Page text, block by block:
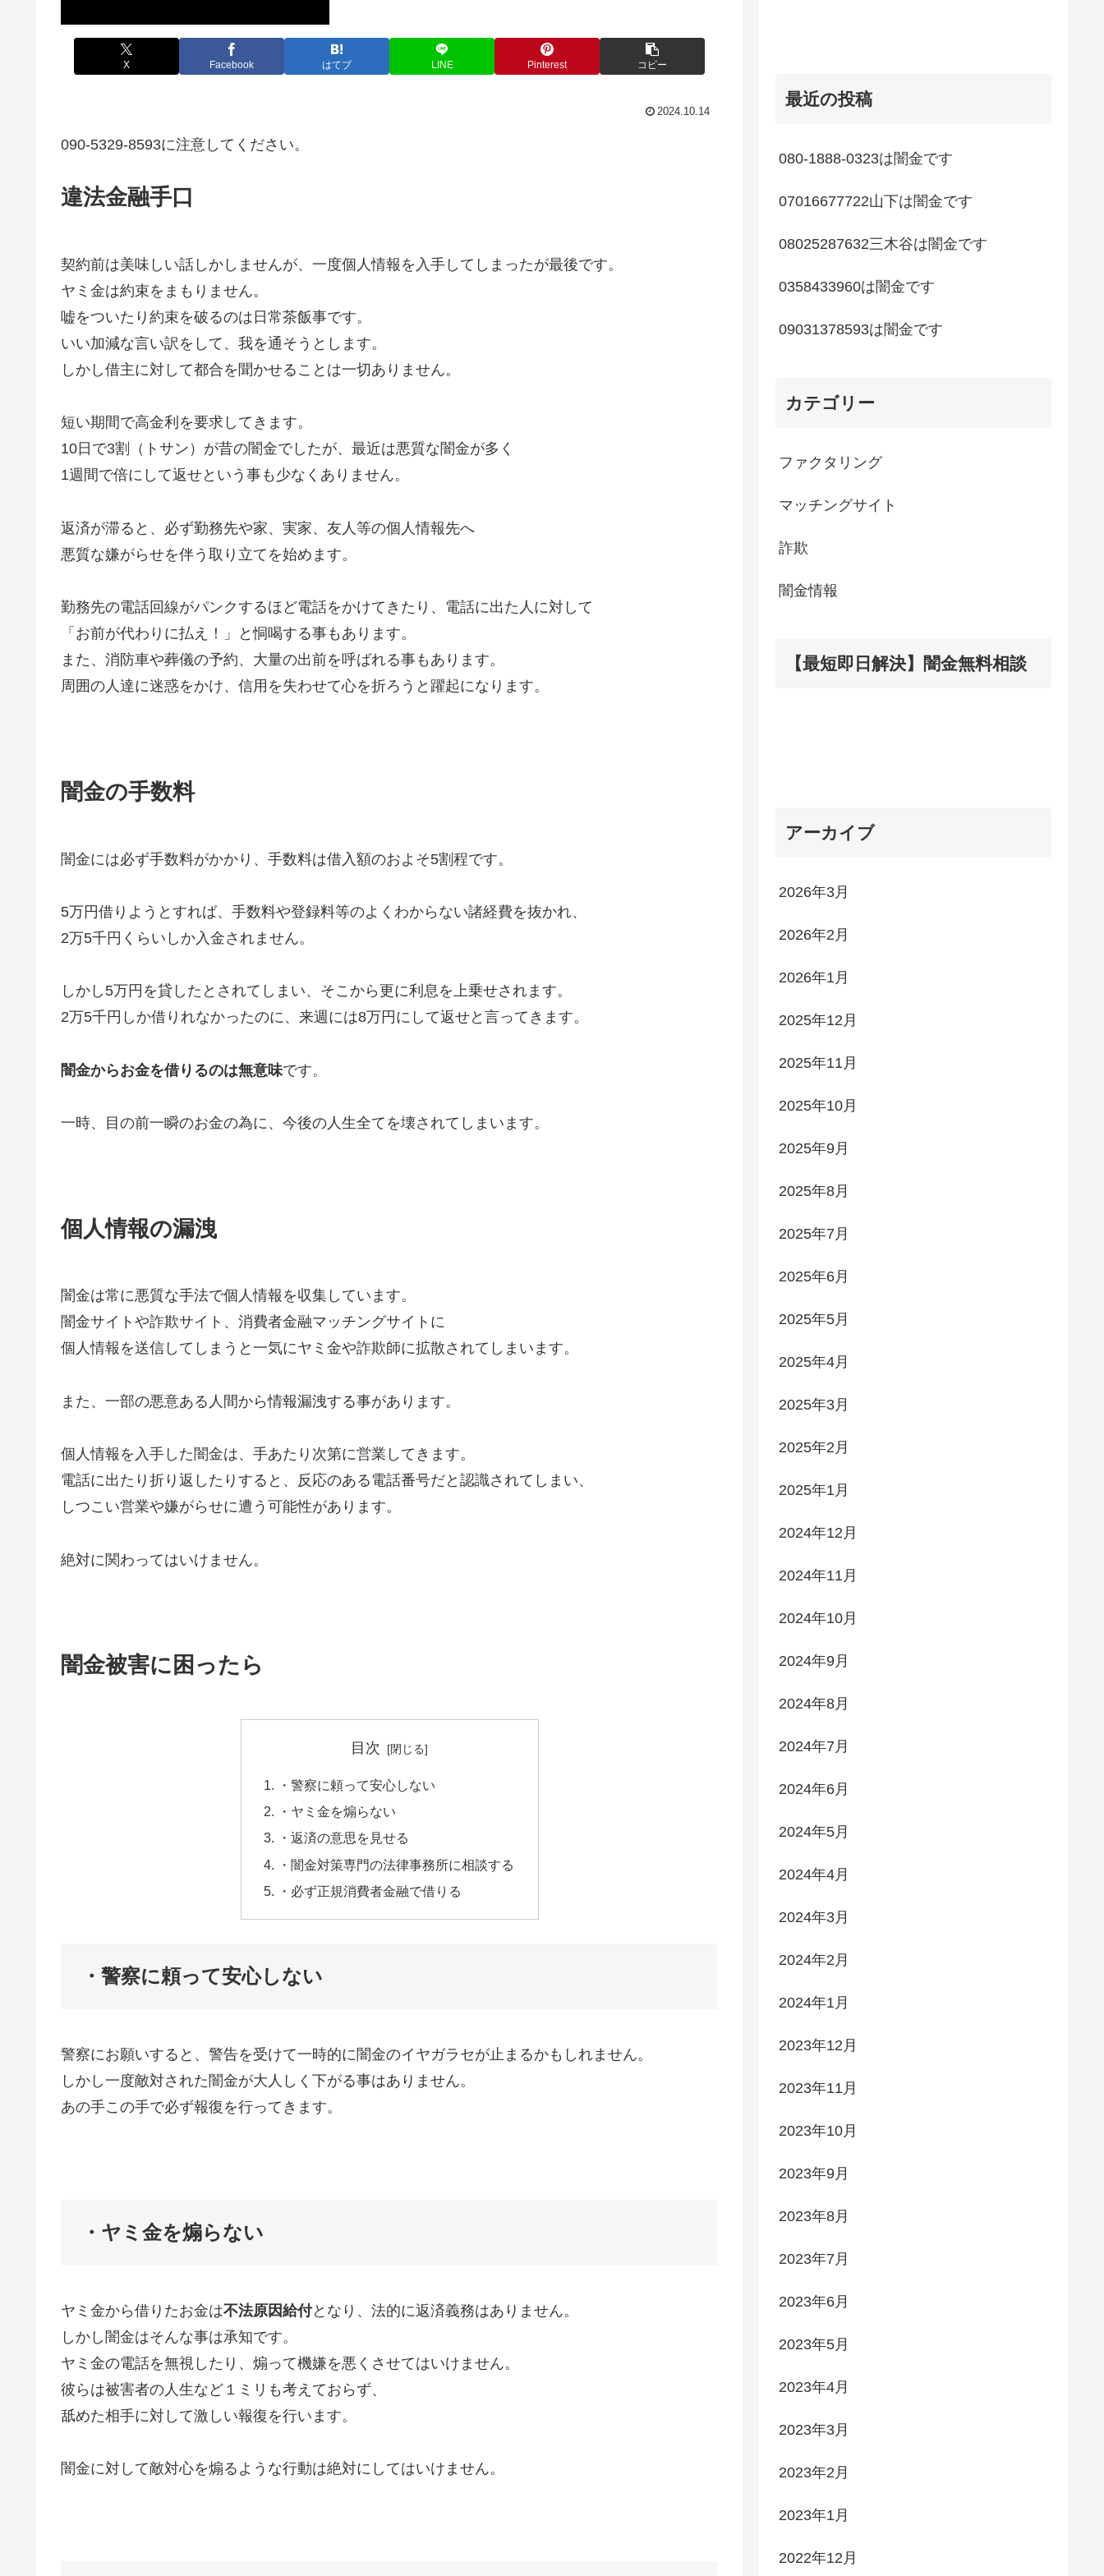
X Facebook はてブ LINE Pinterest コピー
2024.10.14
090-5329-8593に注意してください。
違法金融手口
契約前は美味しい話しかしませんが、一度個人情報を入手してしまったが最後です。
ヤミ金は約束をまもりません。
嘘をついたり約束を破るのは日常茶飯事です。
いい加減な言い訳をして、我を通そうとします。
しかし借主に対して都合を聞かせることは一切ありません。
短い期間で高金利を要求してきます。
10日で3割（トサン）が昔の闇金でしたが、最近は悪質な闇金が多く
1週間で倍にして返せという事も少なくありません。
返済が滞ると、必ず勤務先や家、実家、友人等の個人情報先へ
悪質な嫌がらせを伴う取り立てを始めます。
勤務先の電話回線がパンクするほど電話をかけてきたり、電話に出た人に対して
「お前が代わりに払え！」と恫喝する事もあります。
また、消防車や葬儀の予約、大量の出前を呼ばれる事もあります。
周囲の人達に迷惑をかけ、信用を失わせて心を折ろうと躍起になります。
闇金の手数料
闇金には必ず手数料がかかり、手数料は借入額のおよそ5割程です。
5万円借りようとすれば、手数料や登録料等のよくわからない諸経費を抜かれ、
2万5千円くらいしか入金されません。
しかし5万円を貸したとされてしまい、そこから更に利息を上乗せされます。
2万5千円しか借りれなかったのに、来週には8万円にして返せと言ってきます。
闇金からお金を借りるのは無意味です。
一時、目の前一瞬のお金の為に、今後の人生全てを壊されてしまいます。
個人情報の漏洩
闇金は常に悪質な手法で個人情報を収集しています。
闇金サイトや詐欺サイト、消費者金融マッチングサイトに
個人情報を送信してしまうと一気にヤミ金や詐欺師に拡散されてしまいます。
また、一部の悪意ある人間から情報漏洩する事があります。
個人情報を入手した闇金は、手あたり次第に営業してきます。
電話に出たり折り返したりすると、反応のある電話番号だと認識されてしまい、
しつこい営業や嫌がらせに遭う可能性があります。
絶対に関わってはいけません。
闇金被害に困ったら
目次
・警察に頼って安心しない
・ヤミ金を煽らない
・返済の意思を見せる
・闇金対策専門の法律事務所に相談する
・必ず正規消費者金融で借りる
・警察に頼って安心しない
警察にお願いすると、警告を受けて一時的に闇金のイヤガラセが止まるかもしれません。
しかし一度敵対された闇金が大人しく下がる事はありません。
あの手この手で必ず報復を行ってきます。
・ヤミ金を煽らない
ヤミ金から借りたお金は不法原因給付となり、法的に返済義務はありません。
しかし闇金はそんな事は承知です。
ヤミ金の電話を無視したり、煽って機嫌を悪くさせてはいけません。
彼らは被害者の人生など１ミリも考えておらず、
舐めた相手に対して激しい報復を行います。
闇金に対して敵対心を煽るような行動は絶対にしてはいけません。
最近の投稿
080-1888-0323は闇金です
07016677722山下は闇金です
08025287632三木谷は闇金です
0358433960は闇金です
09031378593は闇金です
カテゴリー
ファクタリング
マッチングサイト
詐欺
闇金情報
【最短即日解決】闇金無料相談
アーカイブ
2026年3月
2026年2月
2026年1月
2025年12月
2025年11月
2025年10月
2025年9月
2025年8月
2025年7月
2025年6月
2025年5月
2025年4月
2025年3月
2025年2月
2025年1月
2024年12月
2024年11月
2024年10月
2024年9月
2024年8月
2024年7月
2024年6月
2024年5月
2024年4月
2024年3月
2024年2月
2024年1月
2023年12月
2023年11月
2023年10月
2023年9月
2023年8月
2023年7月
2023年6月
2023年5月
2023年4月
2023年3月
2023年2月
2023年1月
2022年12月